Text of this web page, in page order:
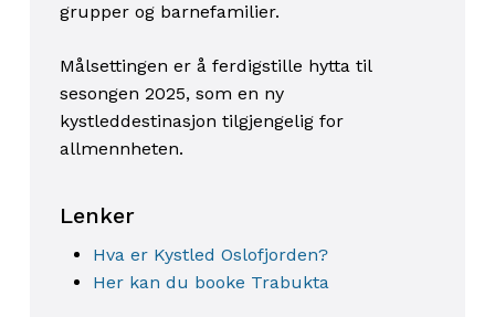
grupper og barnefamilier.
Målsettingen er å ferdigstille hytta til
sesongen 2025, som en ny
kystleddestinasjon tilgjengelig for
allmennheten.
Lenker
Hva er Kystled Oslofjorden?
Her kan du booke Trabukta